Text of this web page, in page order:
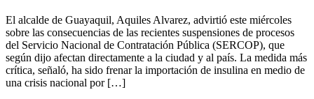
El alcalde de Guayaquil, Aquiles Alvarez, advirtió este miércoles
sobre las consecuencias de las recientes suspensiones de procesos
del Servicio Nacional de Contratación Pública (SERCOP), que
según dijo afectan directamente a la ciudad y al país. La medida más
crítica, señaló, ha sido frenar la importación de insulina en medio de
una crisis nacional por […]